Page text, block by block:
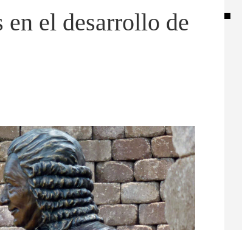
el desarrollo de